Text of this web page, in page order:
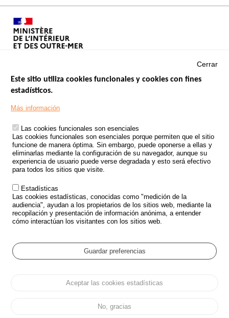
Footer
TRATAMIENTO DE DATOS PERSONALES PROCEDENTES DE
ACCIDENTES DE TRÁFICO
ESTUDIOS
CONVOCATORIA DE PROYECTOS DE ESTUDIOS
POLÍTICA DE SEGURIDAD VIAL
Outils
EVENTOS
GLOSARIO
Cookie settings
Protección de datos y CookiesAdministrar las cookies
Cerrar
Este sitio utiliza cookies funcionales y cookies con fines
estadísticos.
Más información
Las cookies funcionales son esenciales
Las cookies funcionales son esenciales porque permiten que el sitio
funcione de manera óptima. Sin embargo, puede oponerse a ellas y
eliminarlas mediante la configuración de su navegador, aunque su
experiencia de usuario puede verse degradada y esto será efectivo
para todos los sitios que visite.
Estadísticas
Las cookies estadísticas, conocidas como "medición de la
audiencia", ayudan a los propietarios de los sitios web, mediante la
recopilación y presentación de información anónima, a entender
cómo interactúan los visitantes con los sitios web.
Guardar preferencias
Aceptar las cookies estadísticas
No, gracias